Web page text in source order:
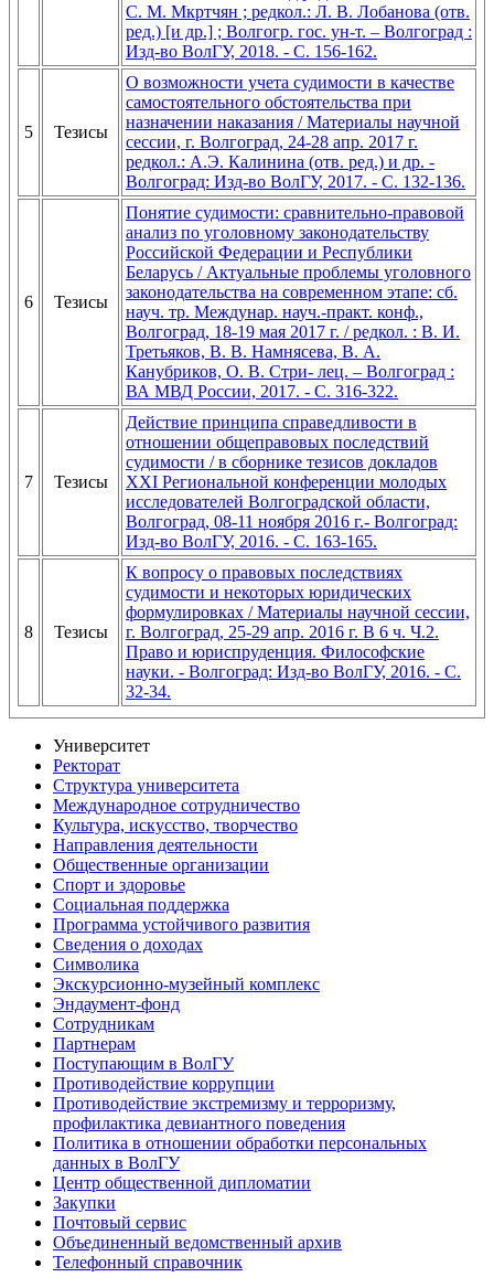
С. М. Мкртчян ; редкол.: Л. В. Лобанова (отв.
ред.) [и др.] ; Волгогр. гос. ун-т. – Волгоград :
Изд-во ВолГУ, 2018. - С. 156-162.
5 Тезисы
О возможности учета судимости в качестве
самостоятельного обстоятельства при
назначении наказания / Материалы научной
сессии, г. Волгоград, 24-28 апр. 2017 г.
редкол.: А.Э. Калинина (отв. ред.) и др. -
Волгоград: Изд-во ВолГУ, 2017. - С. 132-136.
6 Тезисы
Понятие судимости: сравнительно-правовой
анализ по уголовному законодательству
Российской Федерации и Республики
Беларусь / Актуальные проблемы уголовного
законодательства на современном этапе: сб.
науч. тр. Междунар. науч.-практ. конф.,
Волгоград, 18-19 мая 2017 г. / редкол. : В. И.
Третьяков, В. В. Намнясева, В. А.
Канубриков, О. В. Стри- лец. – Волгоград :
ВА МВД России, 2017. - С. 316-322.
7 Тезисы
Действие принципа справедливости в
отношении общеправовых последствий
судимости / в сборнике тезисов докладов
XXI Региональной конференции молодых
исследователей Волгоградской области,
Волгоград, 08-11 ноября 2016 г.- Волгоград:
Изд-во ВолГУ, 2016. - С. 163-165.
8 Тезисы
К вопросу о правовых последствиях
судимости и некоторых юридических
формулировках / Материалы научной сессии,
г. Волгоград, 25-29 апр. 2016 г. В 6 ч. Ч.2.
Право и юриспруденция. Философские
науки. - Волгоград: Изд-во ВолГУ, 2016. - С.
32-34.
Университет
Ректорат
Структура университета
Международное сотрудничество
Культура, искусство, творчество
Направления деятельности
Общественные организации
Спорт и здоровье
Социальная поддержка
Программа устойчивого развития
Сведения о доходах
Символика
Экскурсионно-музейный комплекс
Эндаумент-фонд
Сотрудникам
Партнерам
Поступающим в ВолГУ
Противодействие коррупции
Противодействие экстремизму и терроризму,
профилактика девиантного поведения
Политика в отношении обработки персональных
данных в ВолГУ
Центр общественной дипломатии
Закупки
Почтовый сервис
Объединенный ведомственный архив
Телефонный справочник